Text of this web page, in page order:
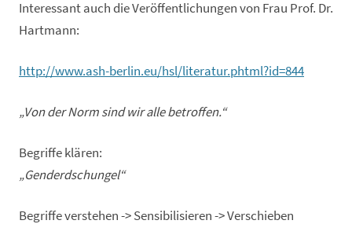
Interessant auch die Veröffentlichungen von Frau Prof. Dr.
Hartmann:
http://www.ash-berlin.eu/hsl/literatur.phtml?id=844
„Von der Norm sind wir alle betroffen.“
Begriffe klären:
„Genderdschungel“
Begriffe verstehen -> Sensibilisieren -> Verschieben